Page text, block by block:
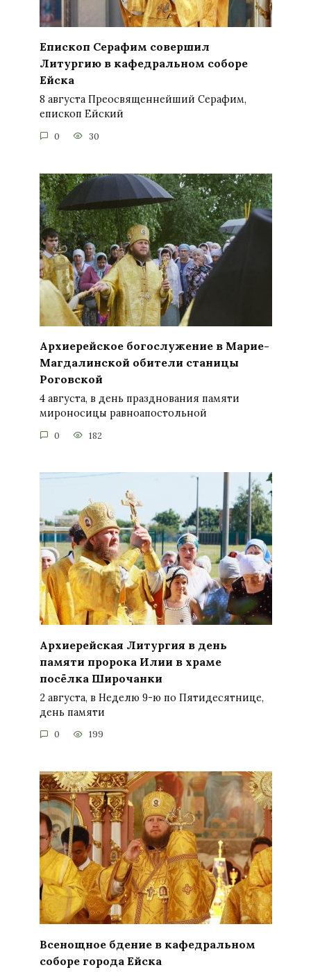
Епископ Серафим совершил
Литургию в кафедральном соборе
Ейска
8 августа Преосвященнейший Серафим,
епископ Ейский
0 30
Архиерейское богослужение в Марие-
Магдалинской обители станицы
Роговской
4 августа, в день празднования памяти
мироносицы равноапостольной
0 182
Архиерейская Литургия в день
памяти пророка Илии в храме
посёлка Широчанки
2 августа, в Неделю 9-ю по Пятидесятнице,
день памяти
0 199
Всенощное бдение в кафедральном
соборе города Ейска